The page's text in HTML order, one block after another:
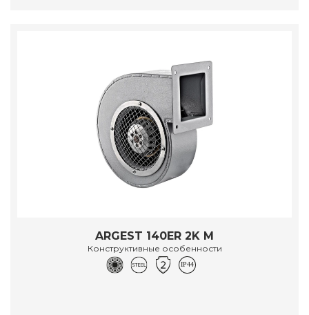
ARGEST 140ER 2K M
Конструктивные особенности